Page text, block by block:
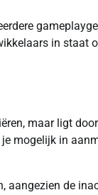
in staat
maar ligt
mogelijk in
aangezien de